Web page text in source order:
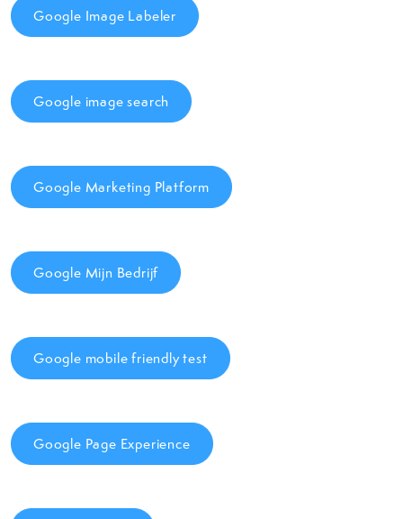
Google Image Labeler
Google image search
Google Marketing Platform
Google Mijn Bedrijf
Google mobile friendly test
Google Page Experience